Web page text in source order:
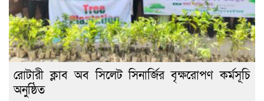
রোটারী ক্লাব অব সিলেট সিনার্জির বৃক্ষরোপণ কর্মসূচি
অনুষ্ঠিত